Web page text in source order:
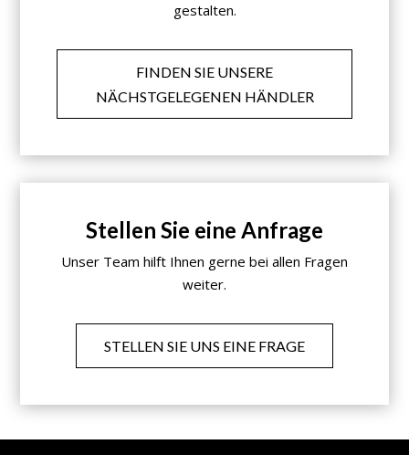
gestalten.
FINDEN SIE UNSERE
NÄCHSTGELEGENEN HÄNDLER
Stellen Sie eine Anfrage
Unser Team hilft Ihnen gerne bei allen Fragen
weiter.
STELLEN SIE UNS EINE FRAGE